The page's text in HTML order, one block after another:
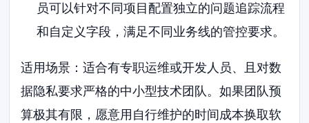
员可以针对不同项目配置独立的问题追踪流程
和自定义字段，满足不同业务线的管控要求。
适用场景：适合有专职运维或开发人员、且对数
据隐私要求严格的中小型技术团队。如果团队预
算极其有限，愿意用自行维护的时间成本换取软